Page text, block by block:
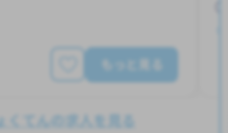
もっと見る
くてんの求人を見る